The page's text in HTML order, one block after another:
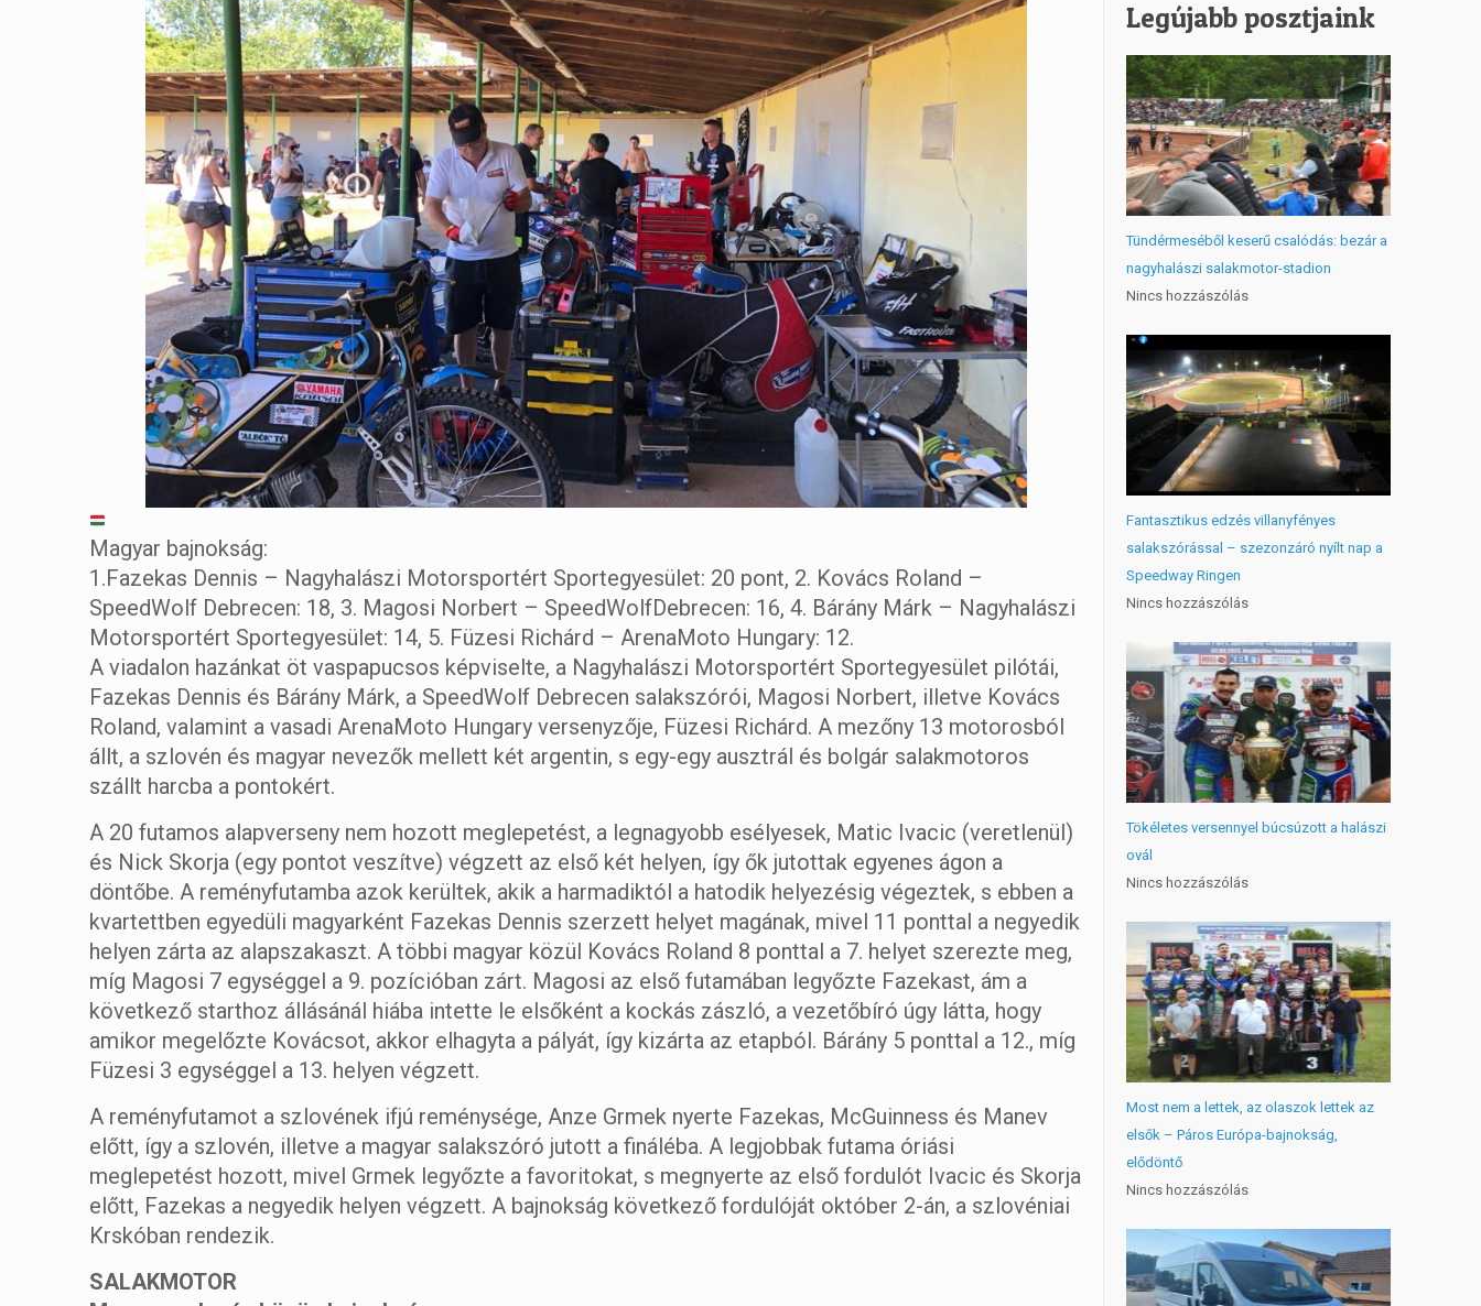
Magyar bajnokság:
1.Fazekas Dennis – Nagyhalászi Motorsportért Sportegyesület: 20 pont, 2. Kovács Roland –
SpeedWolf Debrecen: 18, 3. Magosi Norbert – SpeedWolfDebrecen: 16, 4. Bárány Márk – Nagyhalászi
Motorsportért Sportegyesület: 14, 5. Füzesi Richárd – ArenaMoto Hungary: 12.
A viadalon hazánkat öt vaspapucsos képviselte, a Nagyhalászi Motorsportért Sportegyesület pilótái,
Fazekas Dennis és Bárány Márk, a SpeedWolf Debrecen salakszórói, Magosi Norbert, illetve Kovács
Roland, valamint a vasadi ArenaMoto Hungary versenyzője, Füzesi Richárd. A mezőny 13 motorosból
állt, a szlovén és magyar nevezők mellett két argentin, s egy-egy ausztrál és bolgár salakmotoros
szállt harcba a pontokért.
A 20 futamos alapverseny nem hozott meglepetést, a legnagyobb esélyesek, Matic Ivacic (veretlenül)
és Nick Skorja (egy pontot veszítve) végzett az első két helyen, így ők jutottak egyenes ágon a
döntőbe. A reményfutamba azok kerültek, akik a harmadiktól a hatodik helyezésig végeztek, s ebben a
kvartettben egyedüli magyarként Fazekas Dennis szerzett helyet magának, mivel 11 ponttal a negyedik
helyen zárta az alapszakaszt. A többi magyar közül Kovács Roland 8 ponttal a 7. helyet szerezte meg,
míg Magosi 7 egységgel a 9. pozícióban zárt. Magosi az első futamában legyőzte Fazekast, ám a
következő starthoz állásánál hiába intette le elsőként a kockás zászló, a vezetőbíró úgy látta, hogy
amikor megelőzte Kovácsot, akkor elhagyta a pályát, így kizárta az etapból. Bárány 5 ponttal a 12., míg
Füzesi 3 egységgel a 13. helyen végzett.
A reményfutamot a szlovének ifjú reménysége, Anze Grmek nyerte Fazekas, McGuinness és Manev
előtt, így a szlovén, illetve a magyar salakszóró jutott a fináléba. A legjobbak futama óriási
meglepetést hozott, mivel Grmek legyőzte a favoritokat, s megnyerte az első fordulót Ivacic és Skorja
előtt, Fazekas a negyedik helyen végzett. A bajnokság következő fordulóját október 2-án, a szlovéniai
Krskóban rendezik.
SALAKMOTOR
Legújabb posztjaink
Tündérmeséből keserű csalódás: bezár a
nagyhalászi salakmotor-stadion
Nincs hozzászólás
Fantasztikus edzés villanyfényes
salakszórással – szezonzáró nyílt nap a
Speedway Ringen
Nincs hozzászólás
Tökéletes versennyel búcsúzott a halászi
ovál
Nincs hozzászólás
Most nem a lettek, az olaszok lettek az
elsők – Páros Európa-bajnokság,
elődöntő
Nincs hozzászólás